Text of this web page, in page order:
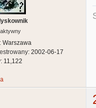
Warszawa
2002-06-17
11,122